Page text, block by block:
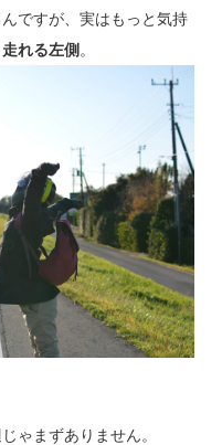
ですが、実はもっと気持
れる左側 。
ゃまずありません。